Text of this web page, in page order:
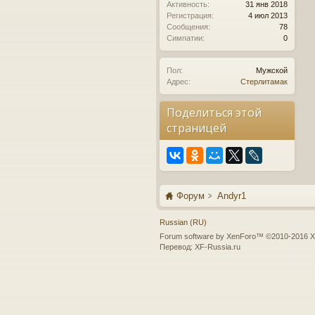
Активность:
31 янв 2018
Регистрация:
4 июл 2013
Сообщения:
78
Симпатии:
0
Пол:
Мужской
Адрес:
Стерлитамак
Поделиться этой
страницей
Форум Andyr1
Russian (RU)
Forum software by XenForo™ ©2010-2016
Перевод: XF-Russia.ru